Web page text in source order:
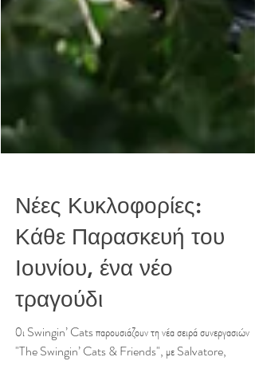
Νέες Κυκλοφορίες:
Κάθε Παρασκευή του
Ιουνίου, ένα νέο
τραγούδι